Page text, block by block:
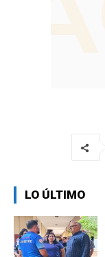
LO ÚLTIMO